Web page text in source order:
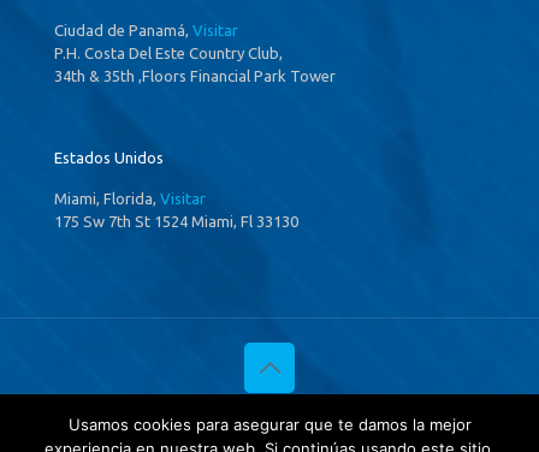
Ciudad de Panamá, Visitar
P.H. Costa Del Este Country Club,
34th & 35th ,Floors Financial Park Tower
Estados Unidos
Miami, Florida, Visitar
175 Sw 7th St 1524 Miami, Fl 33130
© 2020 Investigaciones Estratégicas & Asociados. All Rights
Reserved
Usamos cookies para asegurar que te damos la mejor